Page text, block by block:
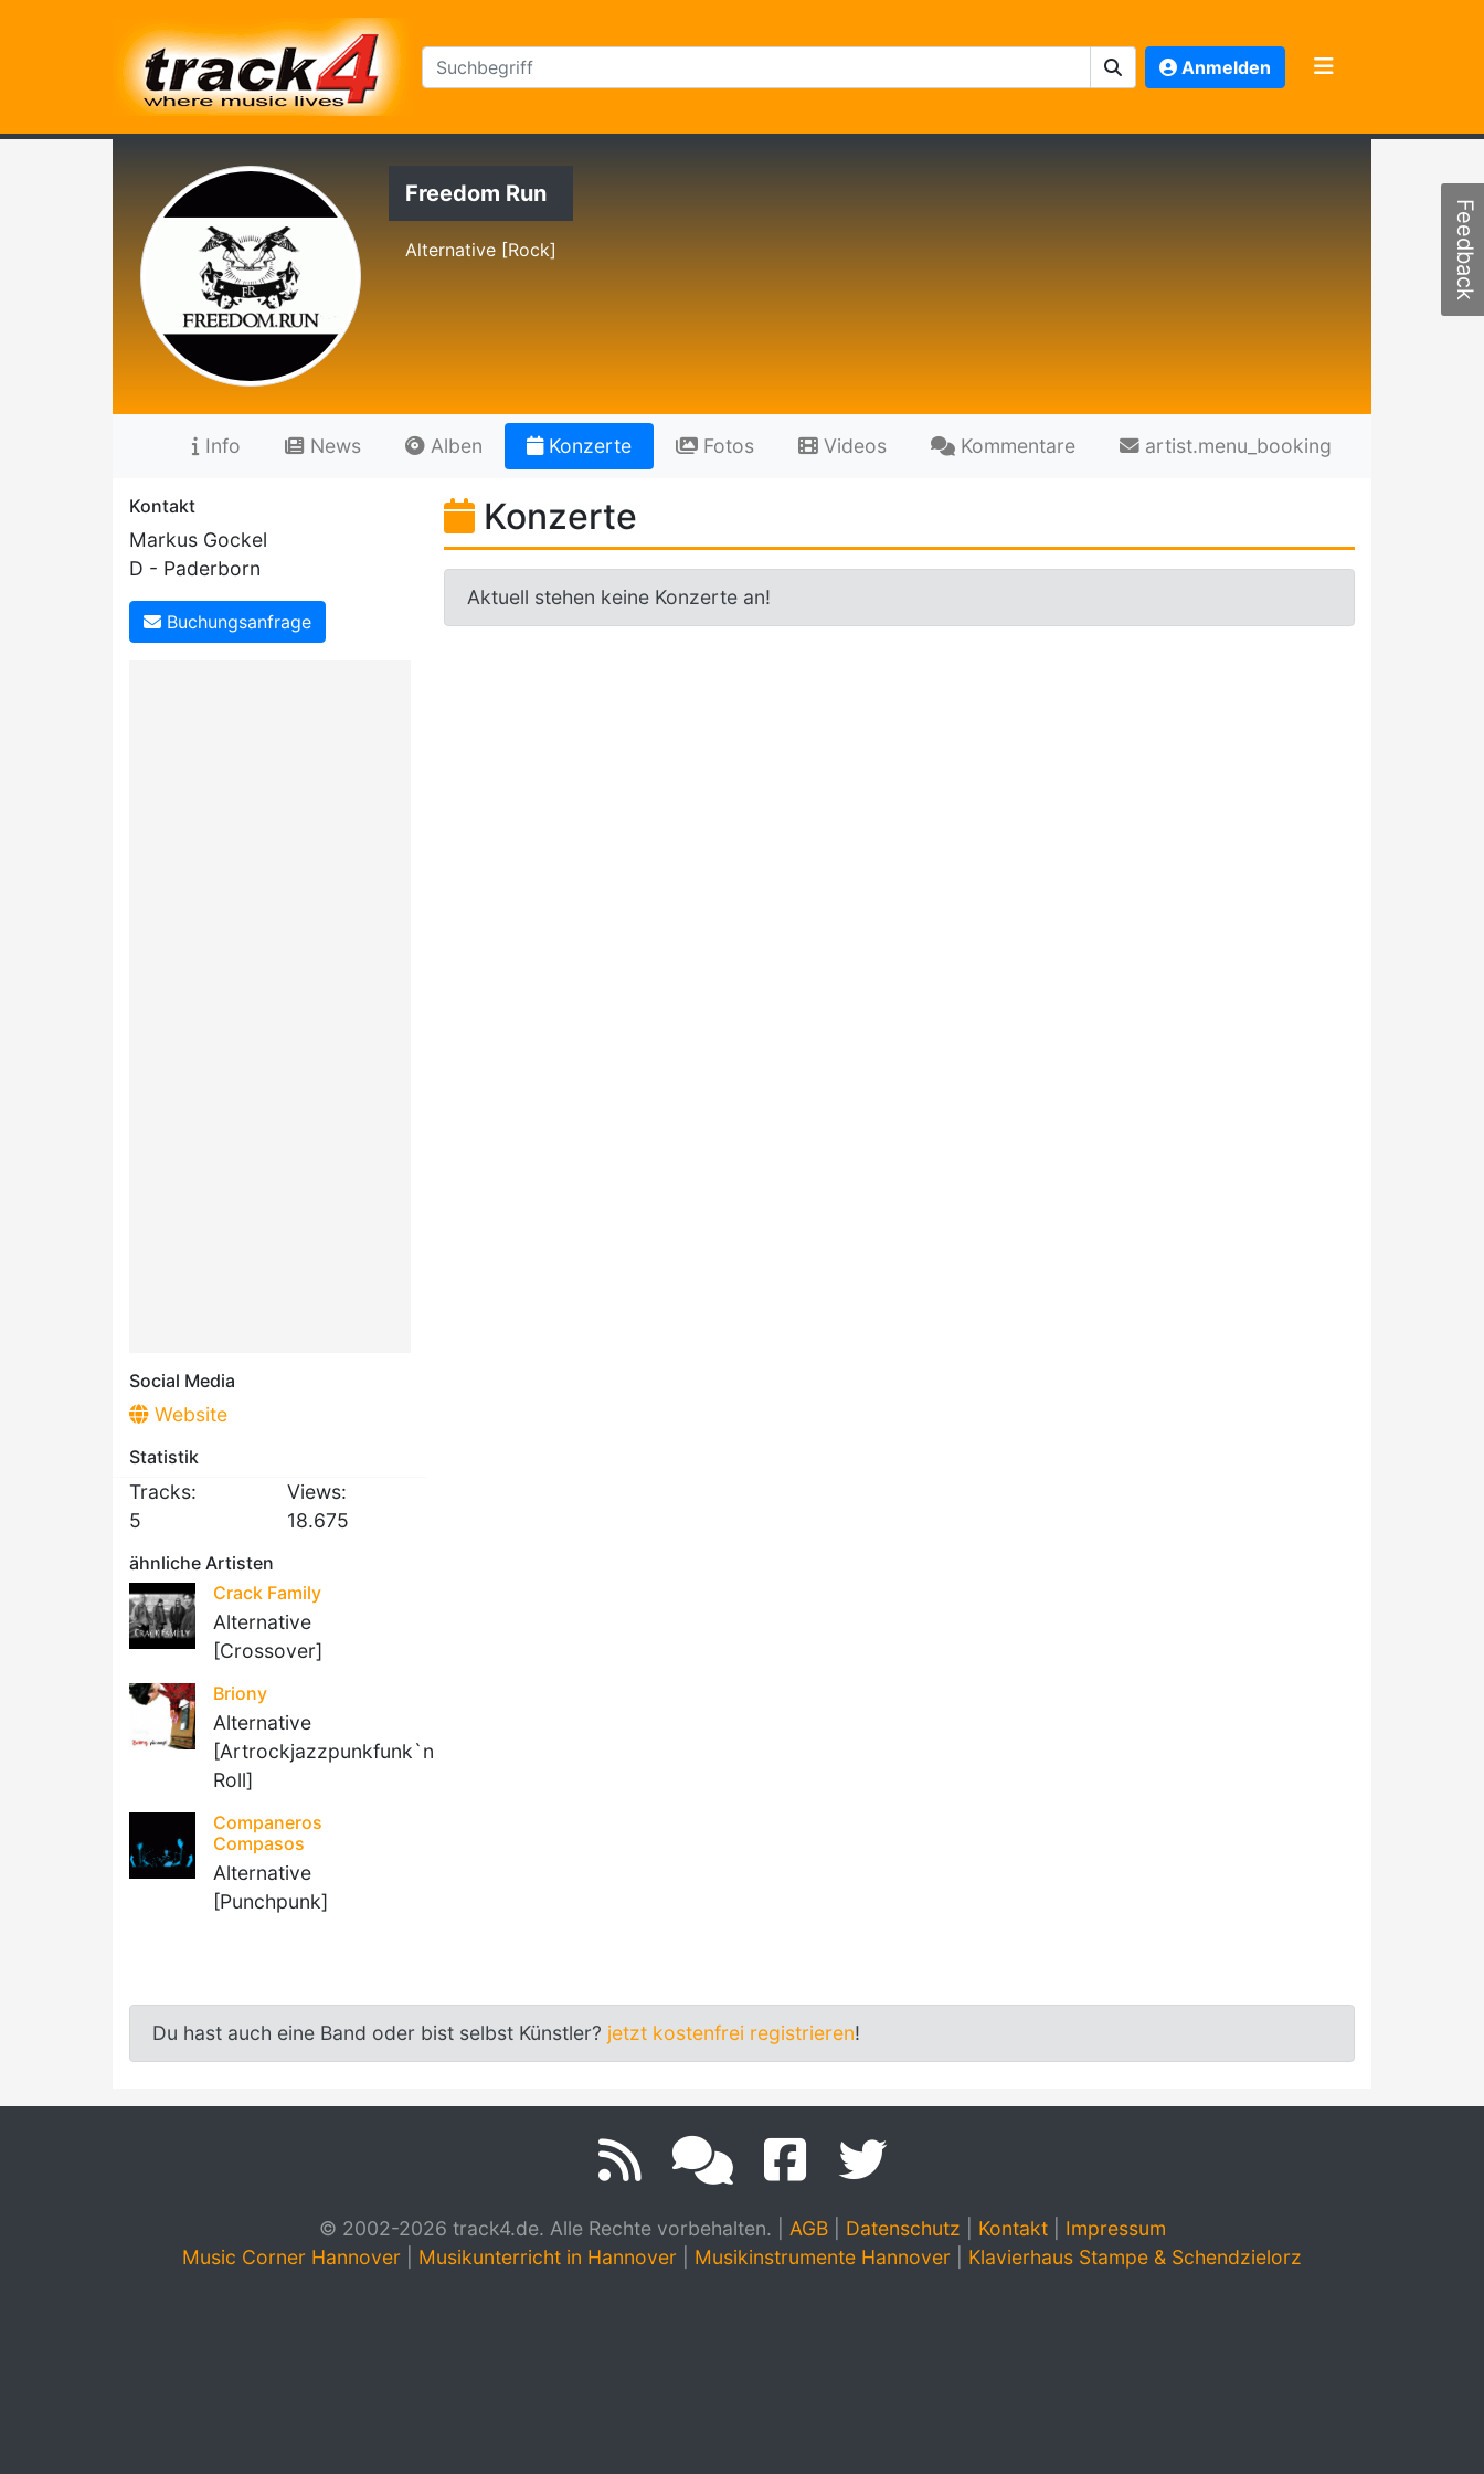
Anmelden
Freedom Run
Alternative [Rock]
Info News Alben Konzerte Fotos Videos Kommentare artist.menu_booking
Kontakt
Markus Gockel
D - Paderborn
Buchungsanfrage
Social Media
Website
Statistik
Tracks:
5
Views:
18.675
ähnliche Artisten
Crack Family
Alternative
[Crossover]
Briony
Alternative
[Artrockjazzpunkfunk`n
Roll]
Companeros
Compasos
Alternative
[Punchpunk]
Konzerte
Aktuell stehen keine Konzerte an!
Du hast auch eine Band oder bist selbst Künstler? jetzt kostenfrei registrieren!
© 2002-2026 track4.de. Alle Rechte vorbehalten. AGB| Datenschutz Kontakt| Impressum
Music Corner Hannover
Musikunterricht in Hannover Musikinstrumente Hannover Klavierhaus Stampe & Schendzielorz
Feedback